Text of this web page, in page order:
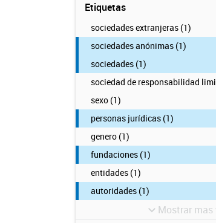
Etiquetas
sociedades extranjeras (1)
sociedades anónimas (1)
sociedades (1)
sociedad de responsabilidad
sexo (1)
personas jurídicas (1)
genero (1)
fundaciones (1)
entidades (1)
autoridades (1)
Mostrar mas